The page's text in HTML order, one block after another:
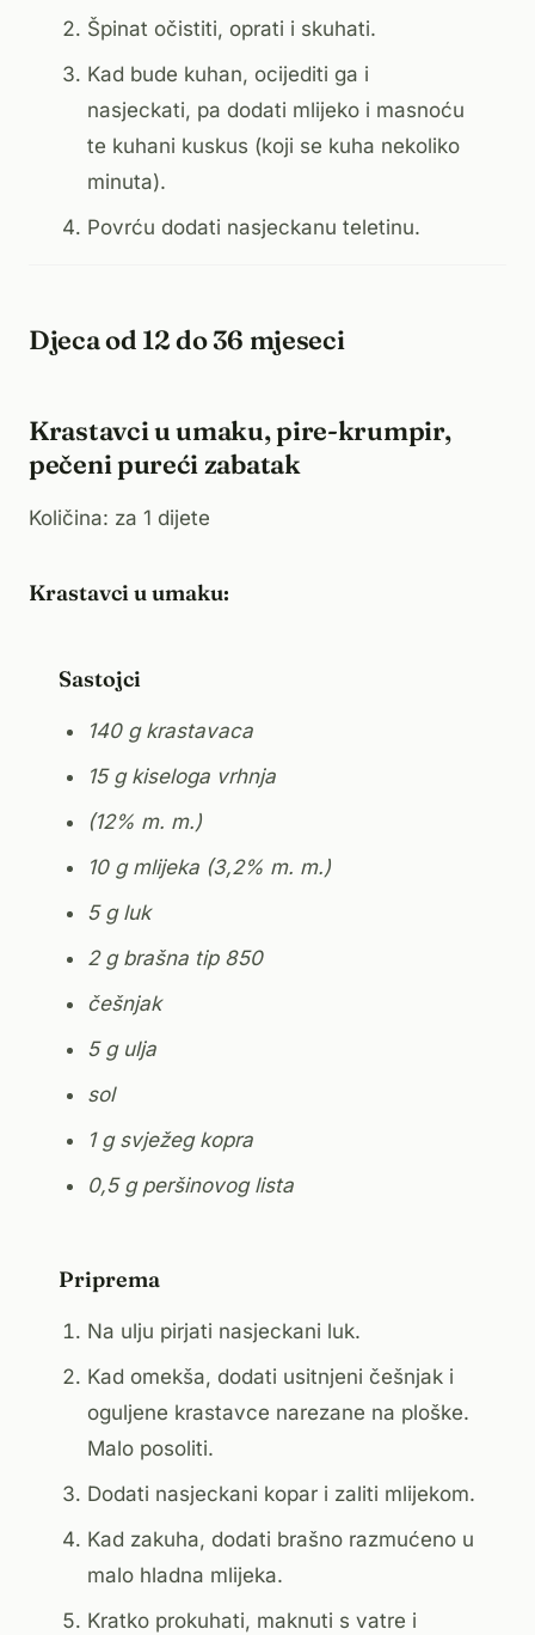
Špinat očistiti, oprati i skuhati.
Kad bude kuhan, ocijediti ga i
nasjeckati, pa dodati mlijeko i masnoću
te kuhani kuskus (koji se kuha nekoliko
minuta).
Povrću dodati nasjeckanu teletinu.
Djeca od 12 do 36 mjeseci
Krastavci u umaku, pire-krumpir,
pečeni pureći zabatak
Količina: za 1 dijete
Krastavci u umaku:
Sastojci
140 g krastavaca
15 g kiseloga vrhnja
(12% m. m.)
10 g mlijeka (3,2% m. m.)
5 g luk
2 g brašna tip 850
češnjak
5 g ulja
sol
1 g svježeg kopra
0,5 g peršinovog lista
Priprema
Na ulju pirjati nasjeckani luk.
Kad omekša, dodati usitnjeni češnjak i
oguljene krastavce narezane na ploške.
Malo posoliti.
Dodati nasjeckani kopar i zaliti mlijekom.
Kad zakuha, dodati brašno razmućeno u
malo hladna mlijeka.
Kratko prokuhati, maknuti s vatre i